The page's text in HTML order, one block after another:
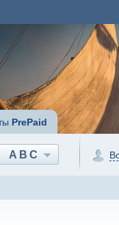
PrePaid
ABC